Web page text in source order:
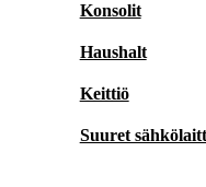
Konsolit
Haushalt
Keittiö
Suuret